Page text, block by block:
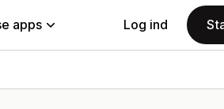
apps Log ind